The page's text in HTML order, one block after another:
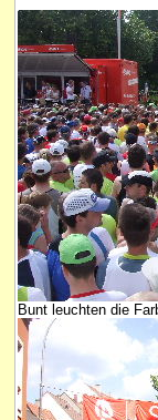
Bunt leuchten die